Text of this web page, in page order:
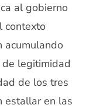
al gobierno
contexto
acumulando
de legitimidad
de los tres
estallar en las